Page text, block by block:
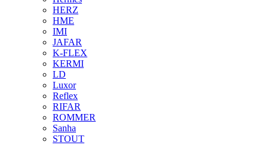
HERZ
HME
IMI
JAFAR
K-FLEX
KERMI
LD
Luxor
Reflex
RIFAR
ROMMER
Sanha
STOUT